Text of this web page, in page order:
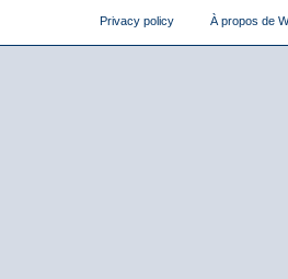
Privacy policy À propos de